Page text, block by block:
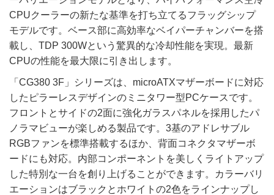
CPUクーラーの新たな基準を打ち立てるフラッグシップ
モデルです。ベース部に高効率なベイパーチャンバーを搭
載し、TDP 300Wという驚異的な冷却性能を実現。最新
CPUの性能を最大限に引き出します。
「CG380 3F」シリーズは、microATXマザーボードに対応
したピラーレスデザインのミニタワー型PCケースです。
フロントとサイドの2面に強化ガラスパネルを採用したパ
ノラマビューが楽しめる製品です。3基のアドレサブル
RGBファンを標準搭載するほか、背面コネクタマザーボ
ードにも対応。内部コンポーネントを美しくライトアップ
した特別な一台を創り上げることができます。カラーバリ
エーションはブラックとホワイトの2色をラインナップし